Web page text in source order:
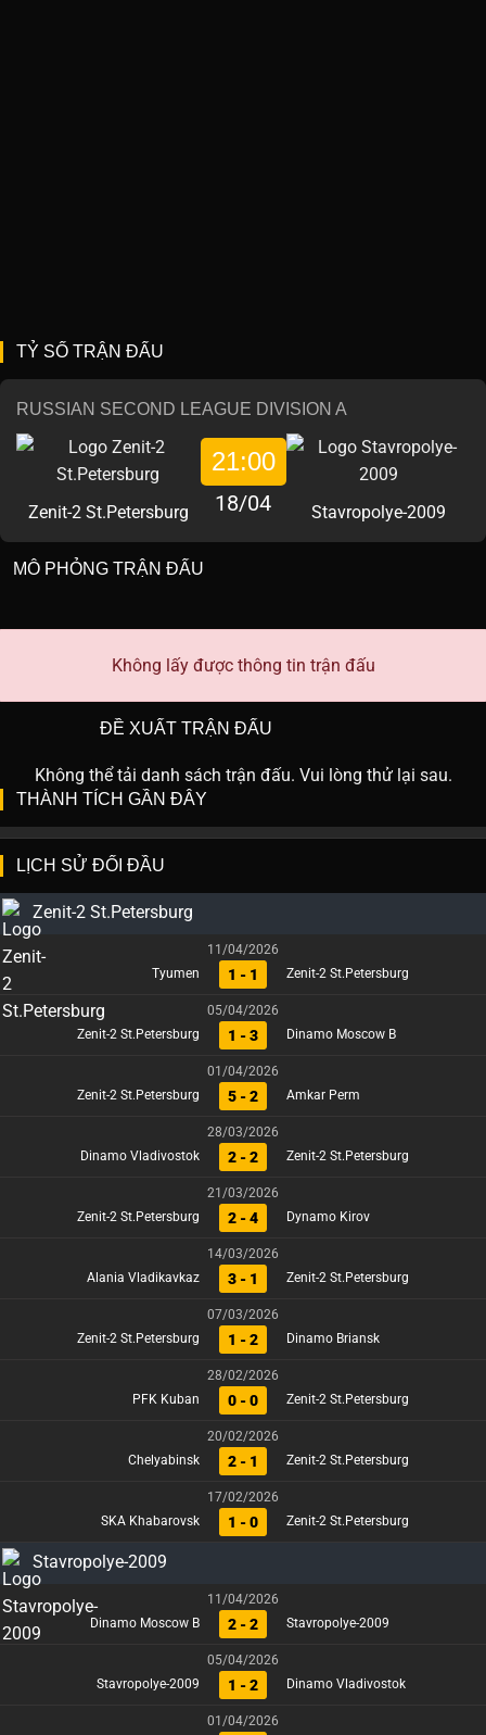
TỶ SỐ TRẬN ĐẤU
RUSSIAN SECOND LEAGUE DIVISION A
Zenit-2 St.Petersburg
21:00
18/04 Stavropolye-2009
MÔ PHỎNG TRẬN ĐẤU
Không lấy được thông tin trận đấu
ĐỀ XUẤT TRẬN ĐẤU
Không thể tải danh sách trận đấu. Vui lòng thử lại sau.
THÀNH TÍCH GẦN ĐÂY
LỊCH SỬ ĐỐI ĐẦU
Zenit-2 St.Petersburg
11/04/2026
Tyumen
1 - 1 Zenit-2 St.Petersburg
05/04/2026
Zenit-2 St.Petersburg
1 - 3 Dinamo Moscow B
01/04/2026
Zenit-2 St.Petersburg
5 - 2 Amkar Perm
28/03/2026
Dinamo Vladivostok
2 - 2 Zenit-2 St.Petersburg
21/03/2026
Zenit-2 St.Petersburg
2 - 4 Dynamo Kirov
14/03/2026
Alania Vladikavkaz
3 - 1 Zenit-2 St.Petersburg
07/03/2026
Zenit-2 St.Petersburg
1 - 2 Dinamo Briansk
28/02/2026
PFK Kuban
0 - 0 Zenit-2 St.Petersburg
20/02/2026
Chelyabinsk
2 - 1 Zenit-2 St.Petersburg
17/02/2026
SKA Khabarovsk
1 - 0 Zenit-2 St.Petersburg
Stavropolye-2009
11/04/2026
Dinamo Moscow B
2 - 2 Stavropolye-2009
05/04/2026
Stavropolye-2009
1 - 2 Dinamo Vladivostok
01/04/2026